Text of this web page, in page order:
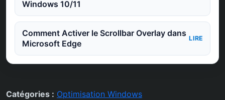
Windows 10/11
Comment Activer le Scrollbar Overlay dans
Microsoft Edge
LIRE
Catégories : Optimisation Windows